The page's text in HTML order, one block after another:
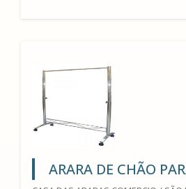
ARARA DE CHÃO